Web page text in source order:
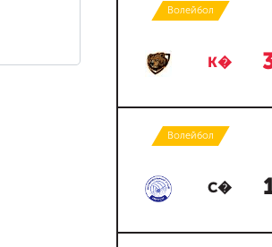
Волейбол
К�
Волейбол
С�